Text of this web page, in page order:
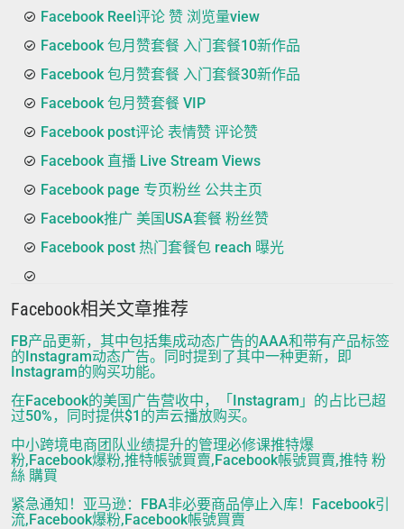
Facebook Reel评论 赞 浏览量view
Facebook 包月赞套餐 入门套餐10新作品
Facebook 包月赞套餐 入门套餐30新作品
Facebook 包月赞套餐 VIP
Facebook post评论 表情赞 评论赞
Facebook 直播 Live Stream Views
Facebook page 专页粉丝 公共主页
Facebook推广 美国USA套餐 粉丝赞
Facebook post 热门套餐包 reach 曝光
Facebook相关文章推荐
FB产品更新，其中包括集成动态广告的AAA和带有产品标签
的Instagram动态广告。同时提到了其中一种更新，即
Instagram的购买功能。
在Facebook的美国广告营收中，「Instagram」的占比已超
过50%，同时提供$1的声云播放购买。
中小跨境电商团队业绩提升的管理必修课推特爆
粉,Facebook爆粉,推特帳號買賣,Facebook帳號買賣,推特 粉
絲 購買
紧急通知！亚马逊：FBA非必要商品停止入库！Facebook引
流,Facebook爆粉,Facebook帳號買賣